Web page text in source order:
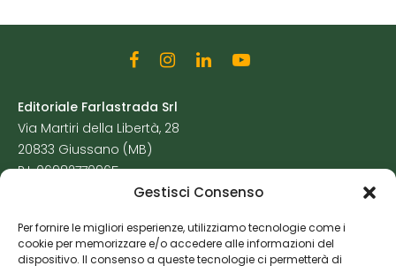
Gestisci Consenso
Per fornire le migliori esperienze, utilizziamo tecnologie come i
cookie per memorizzare e/o accedere alle informazioni del
dispositivo. Il consenso a queste tecnologie ci permetterà di
Editoriale Farlastrada Srl
Via Martiri della Libertà, 28
20833 Giussano (MB)
P.I. 06982770965
Cookie Policy
Risorse Aggiuntive